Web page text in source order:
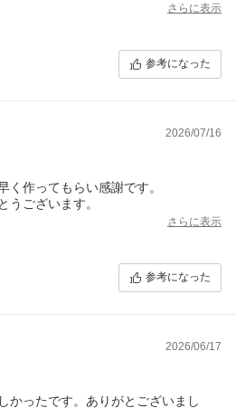
さらに表示
参考になった
2026/07/16
く作ってもらい感謝です。
うございます。
さらに表示
参考になった
2026/06/17
かったです。ありがとございまし